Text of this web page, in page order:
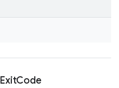
ExitCode